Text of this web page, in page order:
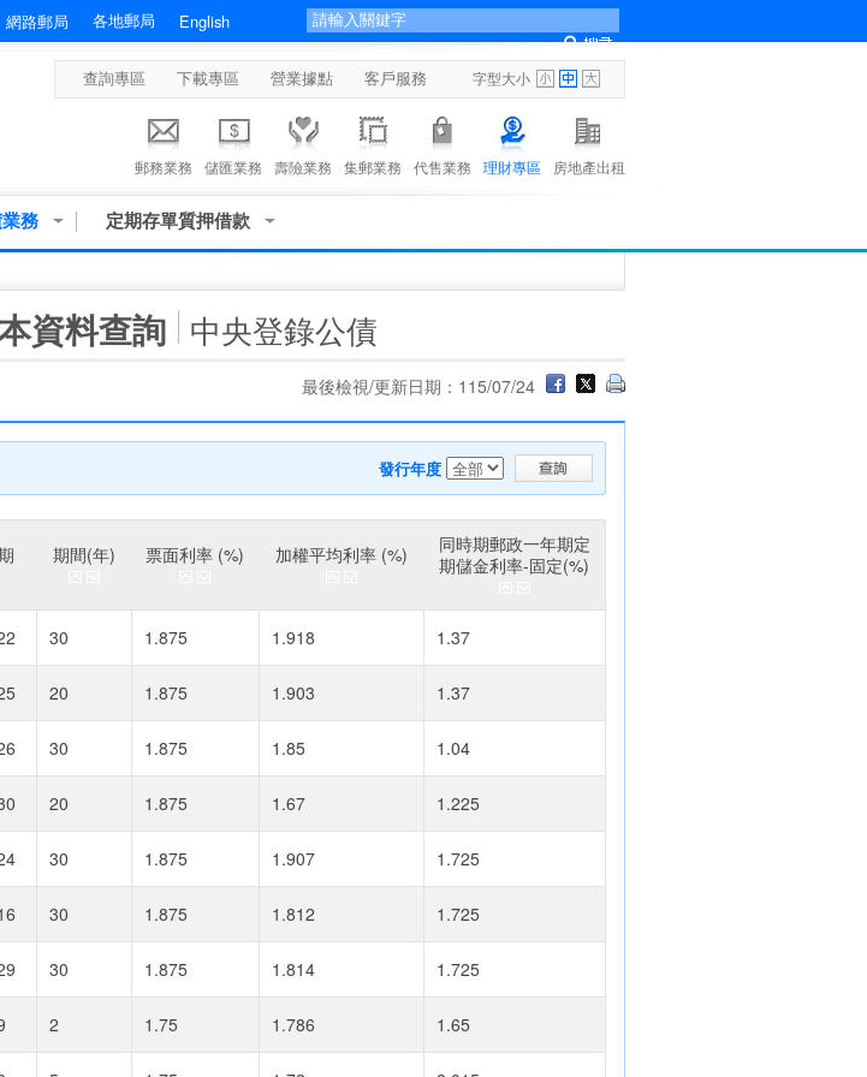
網路郵局 各地郵局 English
查詢專區 下載專區 營業據點 客戶服務 字型大小
郵務業務 儲匯業務 壽險業務 集郵業務 代售業務 理財專區 房地產出租
務 定期存單質押借款
資料查詢 中央登錄公債
最後檢視/更新日期：115/07/24
發行年度
期間(年) 票面利率 (%) 加權平均利率 (%)
同時期郵政一年期定
期儲金利率-固定(%)
30 1.875 1.918 1.37
20 1.875 1.903 1.37
30 1.875 1.85 1.04
20 1.875 1.67 1.225
30 1.875 1.907 1.725
30 1.875 1.812 1.725
30 1.875 1.814 1.725
2 1.75 1.786 1.65